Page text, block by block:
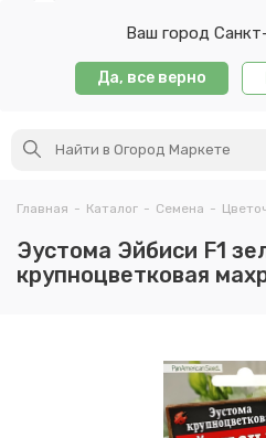
Ваш город
Да, все верно
Главная - Каталог - Семена -
Эустома Эйбиси F1
крупноцветковая